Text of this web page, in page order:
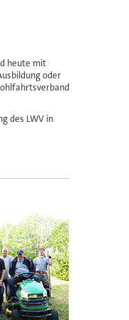
heute mit
oder
des LWV in